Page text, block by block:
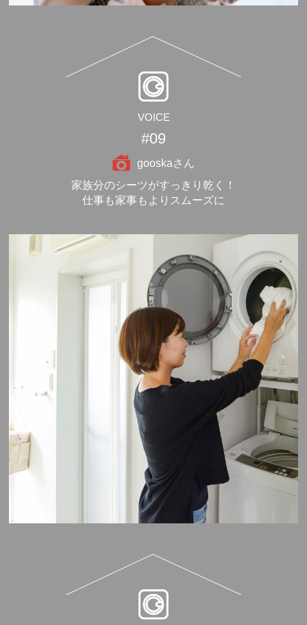
VOICE
#09
gooskaさん
家族分のシーツがすっきり乾く！
仕事も家事もよりスムーズに